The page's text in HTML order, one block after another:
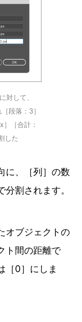
対して、
段落：3］
［合計：
した
に、［列］の数
割されます。
オブジェクトの
ト間の距離で
［0］にしま